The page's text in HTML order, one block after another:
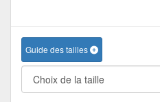
Guide des tailles